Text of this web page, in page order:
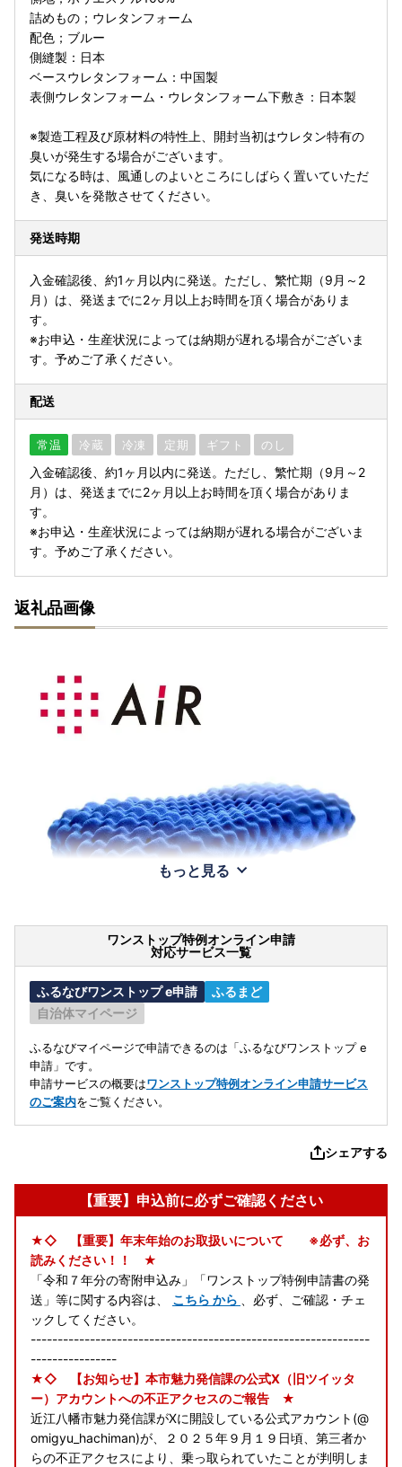
詰めもの；ウレタンフォーム
配色；ブルー
側縫製：日本
ベースウレタンフォーム：中国製
表側ウレタンフォーム・ウレタンフォーム下敷き：日本製
※製造工程及び原材料の特性上、開封当初はウレタン特有の
臭いが発生する場合がございます。
気になる時は、風通しのよいところにしばらく置いていただ
き、臭いを発散させてください。
発送時期
入金確認後、約1ヶ月以内に発送。ただし、繁忙期（9月～2
月）は、発送までに2ヶ月以上お時間を頂く場合がありま
す。
※お申込・生産状況によっては納期が遅れる場合がございま
す。予めご了承ください。
配送
常温 冷蔵 冷凍 定期 ギフト のし
入金確認後、約1ヶ月以内に発送。ただし、繁忙期（9月～2
月）は、発送までに2ヶ月以上お時間を頂く場合がありま
す。
※お申込・生産状況によっては納期が遅れる場合がございま
す。予めご了承ください。
返礼品画像
もっと見る
ワンストップ特例オンライン申請
対応サービス一覧
ふるなびワンストップ e申請
ふるまど
自治体マイページ
ふるなびマイページで申請できるのは「ふるなびワンストップ e
申請」です。
申請サービスの概要はワンストップ特例オンライン申請サービス
のご案内をご覧ください。
シェアする
【重要】申込前に必ずご確認ください
★◇ 【重要】年末年始のお取扱いについて ※必ず、お
読みください！！ ★
「令和７年分の寄附申込み」「ワンストップ特例申請書の発
送」等に関する内容は、 こちら から 、必ず、ご確認・チェ
ックしてください。
---------------------------------------------------------------
----------------
★◇ 【お知らせ】本市魅力発信課の公式X（旧ツイッタ
ー）アカウントへの不正アクセスのご報告 ★
近江八幡市魅力発信課がXに開設している公式アカウント(@
omigyu_hachiman)が、２０２５年９月１９日頃、第三者か
らの不正アクセスにより、乗っ取られていたことが判明しま